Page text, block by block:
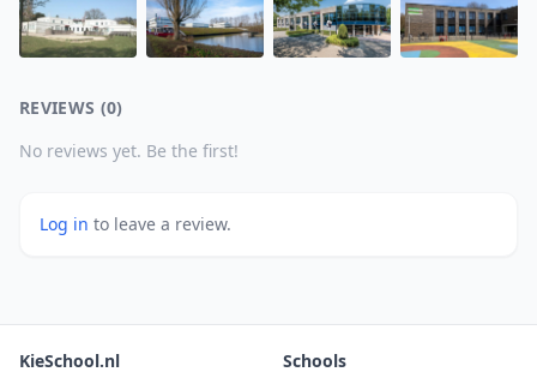
REVIEWS (0)
No reviews yet. Be the first!
Log in to leave a review.
KieSchool.nl
Schools